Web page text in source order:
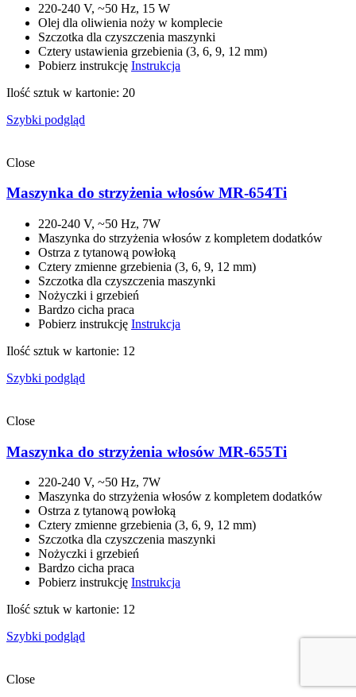
220-240 V, ~50 Hz, 15 W
Olej dla oliwienia noży w komplecie
Szczotka dla czyszczenia maszynki
Cztery ustawienia grzebienia (3, 6, 9, 12 mm)
Pobierz instrukcję Instrukcja
Ilość sztuk w kartonie: 20
Szybki podgląd
Close
Maszynka do strzyżenia włosów MR-654Ti
220-240 V, ~50 Hz, 7W
Maszynka do strzyżenia włosów z kompletem dodatków
Ostrza z tytanową powłoką
Cztery zmienne grzebienia (3, 6, 9, 12 mm)
Szczotka dla czyszczenia maszynki
Nożyczki i grzebień
Bardzo cicha praca
Pobierz instrukcję Instrukcja
Ilość sztuk w kartonie: 12
Szybki podgląd
Close
Maszynka do strzyżenia włosów MR-655Ti
220-240 V, ~50 Hz, 7W
Maszynka do strzyżenia włosów z kompletem dodatków
Ostrza z tytanową powłoką
Cztery zmienne grzebienia (3, 6, 9, 12 mm)
Szczotka dla czyszczenia maszynki
Nożyczki i grzebień
Bardzo cicha praca
Pobierz instrukcję Instrukcja
Ilość sztuk w kartonie: 12
Szybki podgląd
Close